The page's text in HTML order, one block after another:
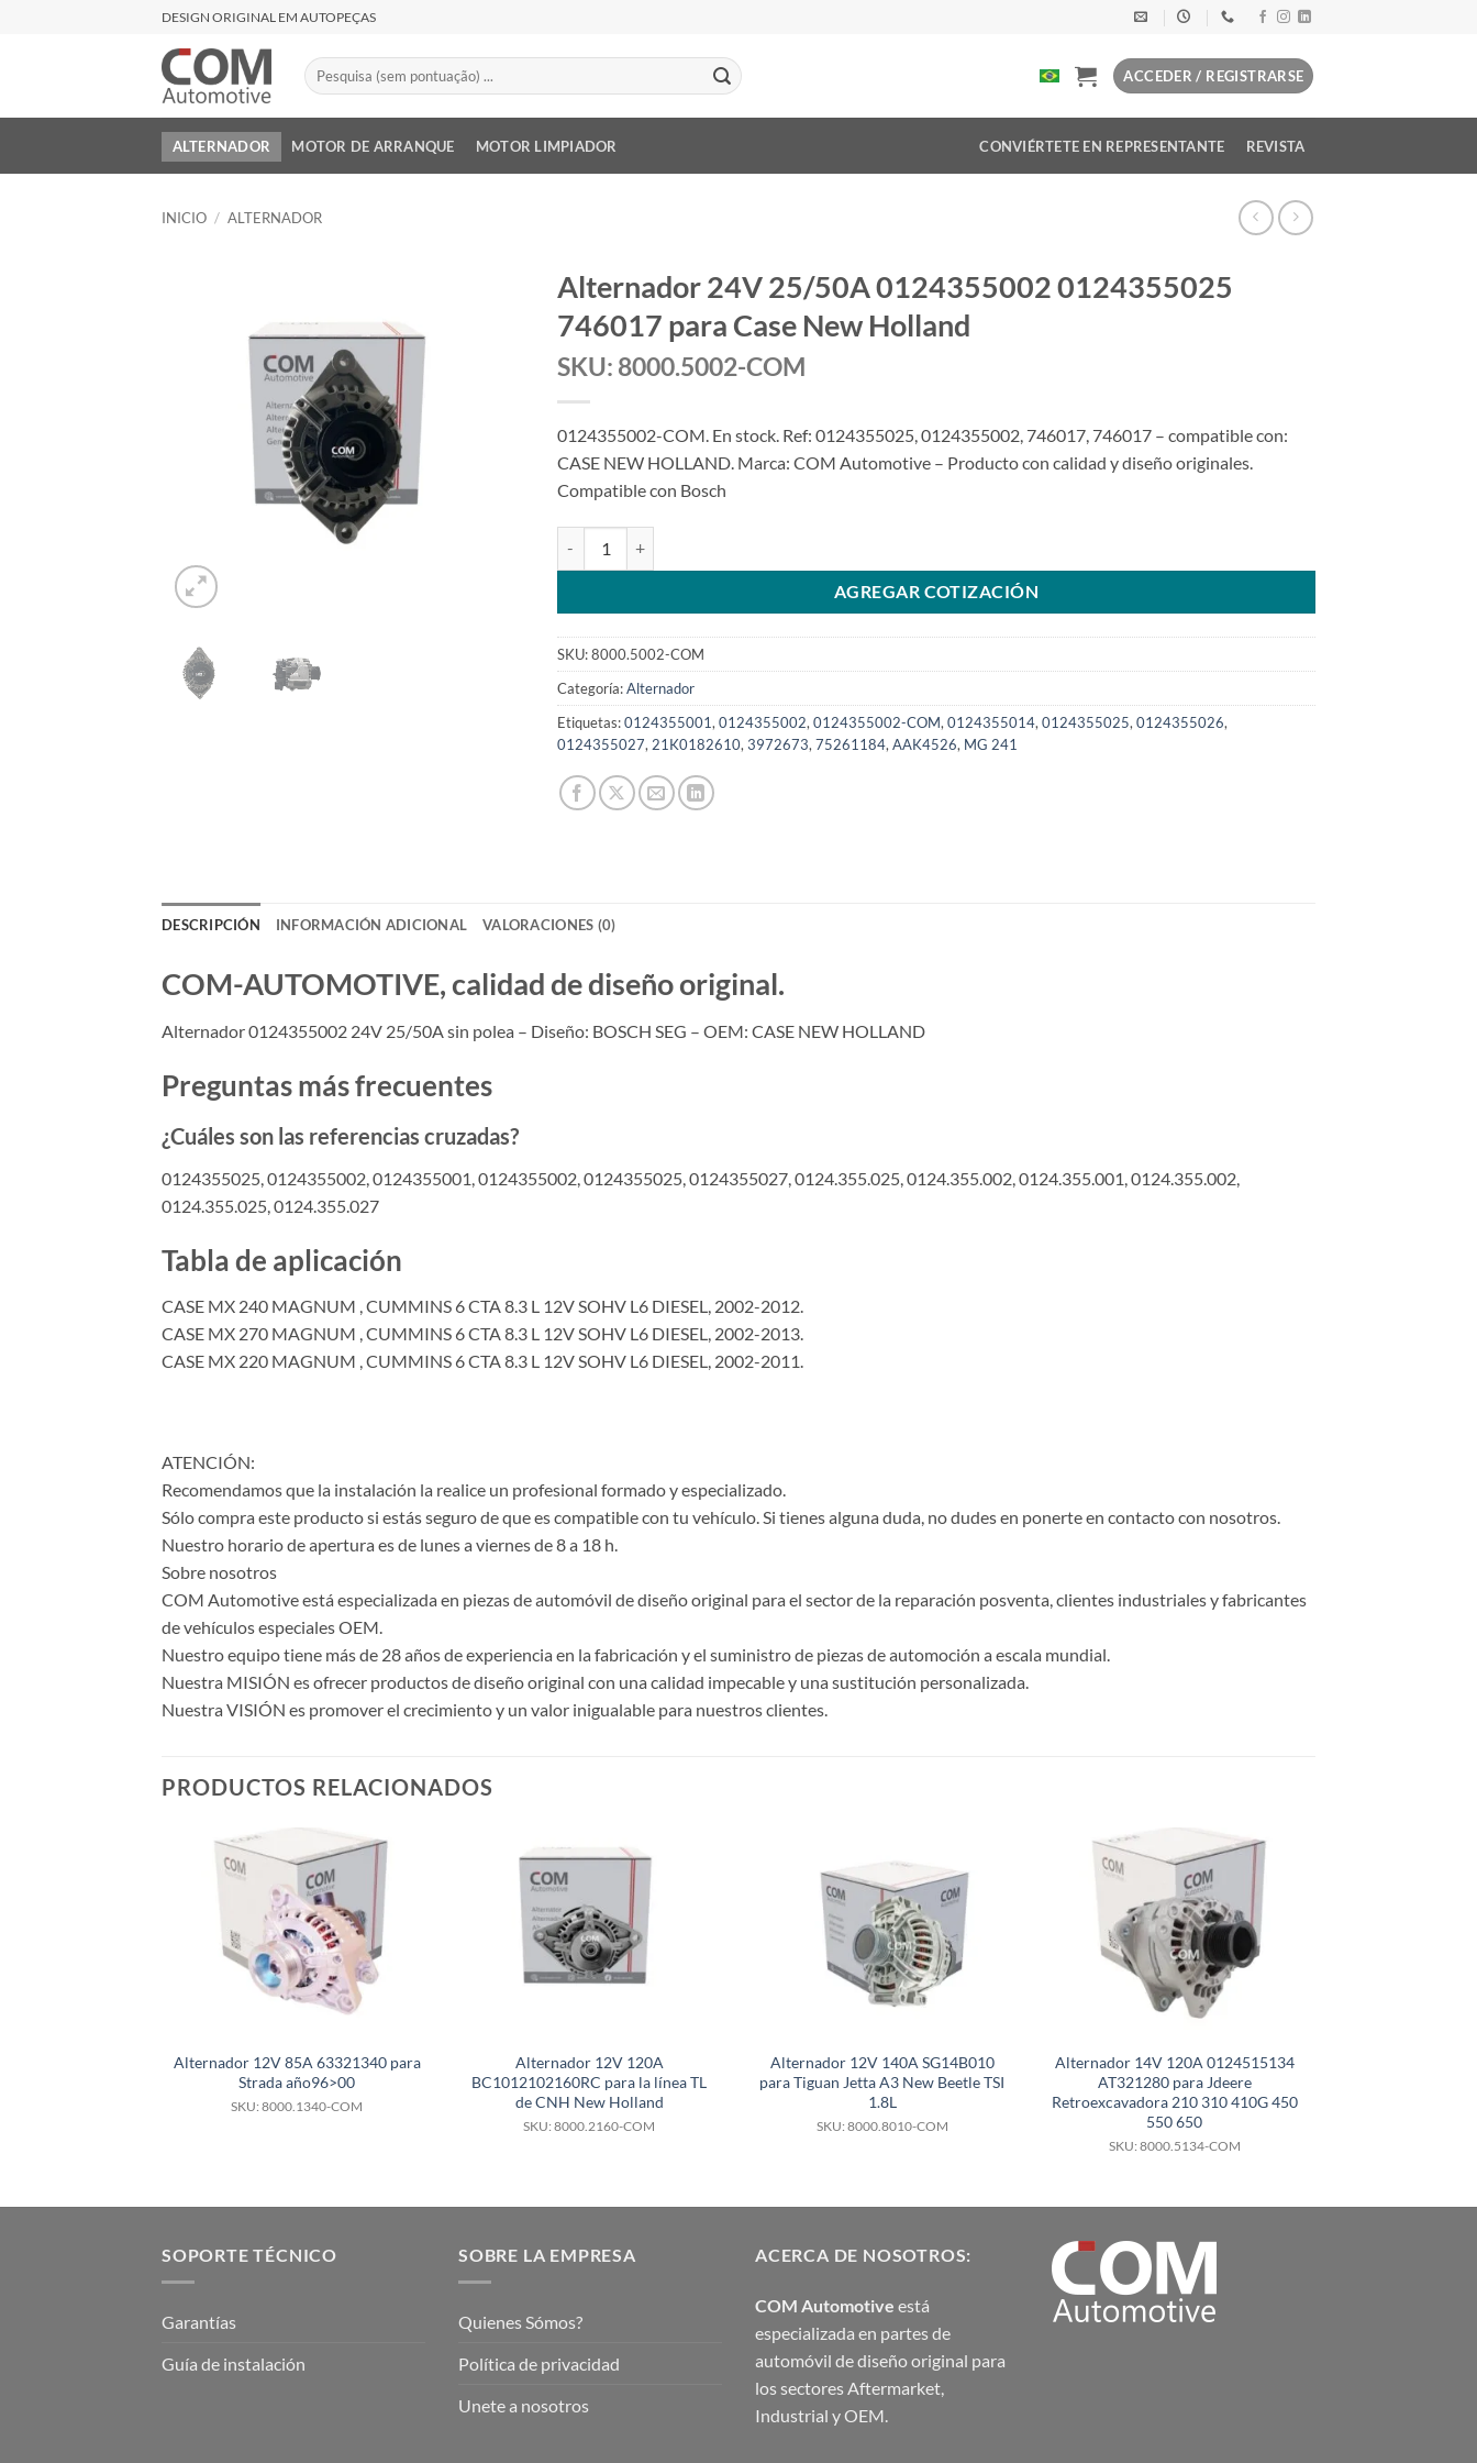
DESIGN ORIGINAL EM AUTOPEÇAS
Buscar
por:
ACCEDER / REGISTRARSE
ALTERNADOR MOTOR DE ARRANQUE MOTOR LIMPIADOR CONVIÉRTETE EN REPRESENTANTE REVISTA
INICIO / ALTERNADOR
Alternador 24V 25/50A 0124355002 0124355025
746017 para Case New Holland
SKU: 8000.5002-COM
0124355002-COM. En stock. Ref: 0124355025, 0124355002, 746017, 746017 – compatible con:
CASE NEW HOLLAND. Marca: COM Automotive – Producto con calidad y diseño originales.
Compatible con Bosch
AGREGAR COTIZACIÓN
SKU:8000.5002-COM
Categoría:Alternador
Etiquetas:0124355001, 0124355002, 0124355002-COM, 0124355014, 0124355025, 0124355026,
0124355027, 21K0182610, 3972673, 75261184, AAK4526, MG 241
DESCRIPCIÓN INFORMACIÓN ADICIONAL VALORACIONES (0)
COM-AUTOMOTIVE, calidad de diseño original.
Alternador 0124355002 24V 25/50A sin polea – Diseño: BOSCH SEG – OEM: CASE NEW HOLLAND
Preguntas más frecuentes
¿Cuáles son las referencias cruzadas?
0124355025, 0124355002, 0124355001, 0124355002, 0124355025, 0124355027, 0124.355.025, 0124.355.002, 0124.355.001, 0124.355.002,
0124.355.025, 0124.355.027
Tabla de aplicación
CASE MX 240 MAGNUM , CUMMINS 6 CTA 8.3 L 12V SOHV L6 DIESEL, 2002-2012.
CASE MX 270 MAGNUM , CUMMINS 6 CTA 8.3 L 12V SOHV L6 DIESEL, 2002-2013.
CASE MX 220 MAGNUM , CUMMINS 6 CTA 8.3 L 12V SOHV L6 DIESEL, 2002-2011.
ATENCIÓN:
Recomendamos que la instalación la realice un profesional formado y especializado.
Sólo compra este producto si estás seguro de que es compatible con tu vehículo. Si tienes alguna duda, no dudes en ponerte en contacto con nosotros.
Nuestro horario de apertura es de lunes a viernes de 8 a 18 h.
Sobre nosotros
COM Automotive está especializada en piezas de automóvil de diseño original para el sector de la reparación posventa, clientes industriales y fabricantes
de vehículos especiales OEM.
Nuestro equipo tiene más de 28 años de experiencia en la fabricación y el suministro de piezas de automoción a escala mundial.
Nuestra MISIÓN es ofrecer productos de diseño original con una calidad impecable y una sustitución personalizada.
Nuestra VISIÓN es promover el crecimiento y un valor inigualable para nuestros clientes.
PRODUCTOS RELACIONADOS
Alternador 12V 85A 63321340 para
Strada año96>00
SKU: 8000.1340-COM
Alternador 12V 120A
BC1012102160RC para la línea TL
de CNH New Holland
SKU: 8000.2160-COM
Alternador 12V 140A SG14B010
para Tiguan Jetta A3 New Beetle TSI
1.8L
SKU: 8000.8010-COM
Alternador 14V 120A 0124515134
AT321280 para Jdeere
Retroexcavadora 210 310 410G 450
550 650
SKU: 8000.5134-COM
SOPORTE TÉCNICO
Garantías
Guía de instalación
SOBRE LA EMPRESA
Quienes Sómos?
Política de privacidad
Unete a nosotros
ACERCA DE NOSOTROS:
COM Automotive está
especializada en partes de
automóvil de diseño original para
los sectores Aftermarket,
Industrial y OEM.